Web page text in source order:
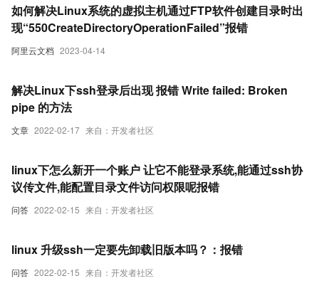
阿里云文档 2023-04-14
如何解决Linux系统的虚拟主机通过FTP软件创建目录时出
现“550CreateDirectoryOperationFailed”报错
文章 2022-02-17 来自：开发者社区
解决Linux下ssh登录后出现 报错 Write failed: Broken
pipe 的方法
问答 2022-02-15 来自：开发者社区
linux下怎么新开一个账户 让它不能登录系统,能通过ssh协
议传文件,能配置目录文件访问权限呢报错
问答 2022-02-15 来自：开发者社区
linux 升级ssh一定要先卸载旧版本吗？：报错